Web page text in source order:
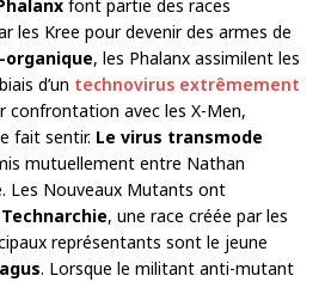
font partie des races
les Kree pour devenir des armes de
organique, les Phalanx assimilent les
d’un technovirus extrêmement
confrontation avec les X-Men,
fait sentir. Le virus transmode
mutuellement entre Nathan
Les Nouveaux Mutants ont
Technarchie, une race créée par les
représentants sont le jeune
. Lorsque le militant anti-mutant